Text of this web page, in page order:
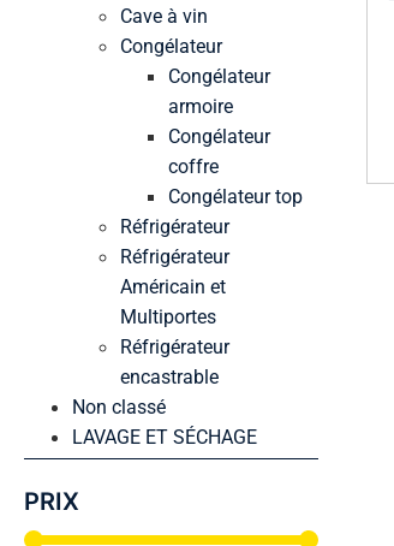
Cave à vin
Congélateur
Congélateur
armoire
Congélateur
coffre
Congélateur top
Réfrigérateur
Réfrigérateur
Américain et
Multiportes
Réfrigérateur
encastrable
Non classé
LAVAGE ET SÉCHAGE
PRIX